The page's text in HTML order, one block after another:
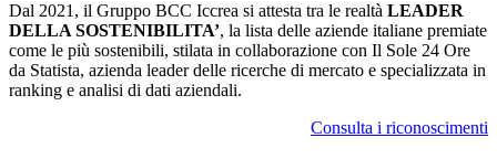
Dal 2021, il Gruppo BCC Iccrea si attesta tra le realtà LEADER
DELLA SOSTENIBILITA’, la lista delle aziende italiane premiate
come le più sostenibili, stilata in collaborazione con Il Sole 24 Ore
da Statista, azienda leader delle ricerche di mercato e specializzata in
ranking e analisi di dati aziendali.
Consulta i riconoscimenti